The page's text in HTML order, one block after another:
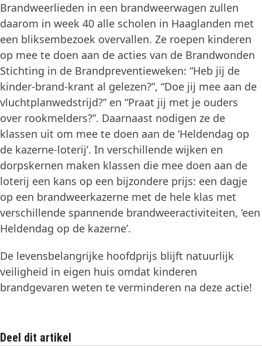
Brandweerlieden in een brandweerwagen zullen
daarom in week 40 alle scholen in Haaglanden met
een bliksembezoek overvallen. Ze roepen kinderen
op mee te doen aan de acties van de Brandwonden
Stichting in de Brandpreventieweken: “Heb jij de
kinder-brand-krant al gelezen?”, “Doe jij mee aan de
vluchtplanwedstrijd?” en “Praat jij met je ouders
over rookmelders?”. Daarnaast nodigen ze de
klassen uit om mee te doen aan de ‘Heldendag op
de kazerne-loterij’. In verschillende wijken en
dorpskernen maken klassen die mee doen aan de
loterij een kans op een bijzondere prijs: een dagje
op een brandweerkazerne met de hele klas met
verschillende spannende brandweeractiviteiten, ‘een
Heldendag op de kazerne’.
De levensbelangrijke hoofdprijs blijft natuurlijk
veiligheid in eigen huis omdat kinderen
brandgevaren weten te verminderen na deze actie!
Deel dit artikel